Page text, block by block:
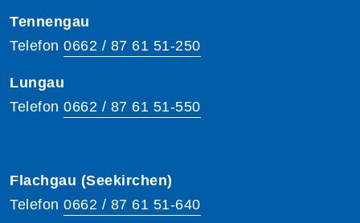
Tennengau
Telefon 0662 / 87 61 51-250
Lungau
Telefon 0662 / 87 61 51-550
Flachgau (Seekirchen)
Telefon 0662 / 87 61 51-640